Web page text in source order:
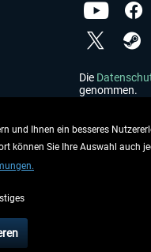
Die
genommen.
und Ihnen ein besseres
können Sie Ihre Auswahl auch